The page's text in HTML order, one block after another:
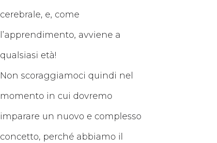
cerebrale, e, come
l’apprendimento, avviene a
qualsiasi età!
Non scoraggiamoci quindi nel
momento in cui dovremo
imparare un nuovo e complesso
concetto, perché abbiamo il